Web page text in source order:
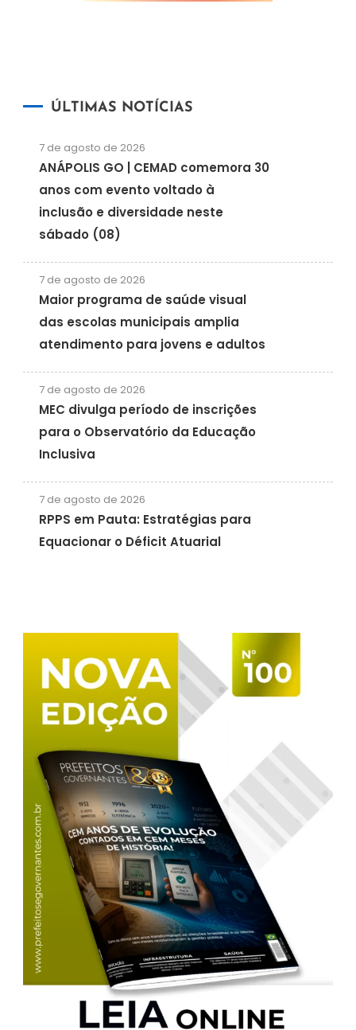
ÚLTIMAS NOTÍCIAS
7 de agosto de 2026
ANÁPOLIS GO | CEMAD comemora 30
anos com evento voltado à
inclusão e diversidade neste
sábado (08)
7 de agosto de 2026
Maior programa de saúde visual
das escolas municipais amplia
atendimento para jovens e adultos
7 de agosto de 2026
MEC divulga período de inscrições
para o Observatório da Educação
Inclusiva
7 de agosto de 2026
RPPS em Pauta: Estratégias para
Equacionar o Déficit Atuarial